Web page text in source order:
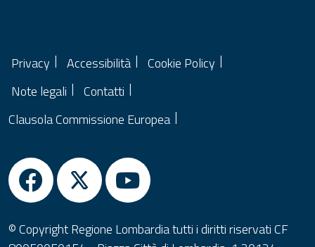
Privacy Accessibilità
Cookie Policy
Note legali
Contatti
Clausola Commissione Europea
© Copyright Regione Lombardia tutti i diritti riservati CF